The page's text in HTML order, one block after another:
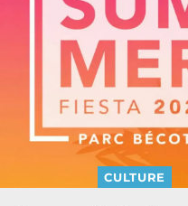
CULTURE